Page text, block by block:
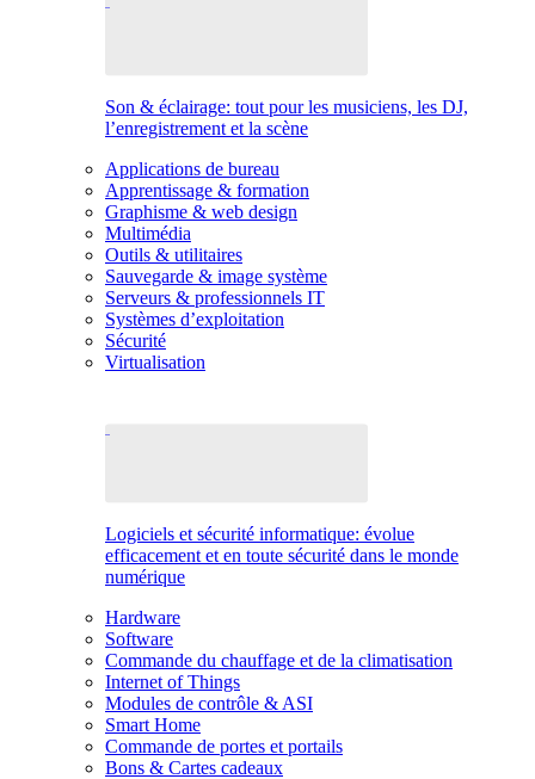
Son & éclairage: tout pour les musiciens, les DJ,
l’enregistrement et la scène
Applications de bureau
Apprentissage & formation
Graphisme & web design
Multimédia
Outils & utilitaires
Sauvegarde & image système
Serveurs & professionnels IT
Systèmes d’exploitation
Sécurité
Virtualisation
Logiciels et sécurité informatique: évolue
efficacement et en toute sécurité dans le monde
numérique
Hardware
Software
Commande du chauffage et de la climatisation
Internet of Things
Modules de contrôle & ASI
Smart Home
Commande de portes et portails
Bons & Cartes cadeaux